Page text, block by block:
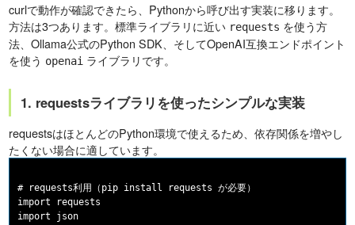
curlで動作が確認できたら、Pythonから呼び出す実装に移ります。
方法は3つあります。標準ライブラリに近い requests を使う方
法、Ollama公式のPython SDK、そしてOpenAI互換エンドポイント
を使う openai ライブラリです。
1. requestsライブラリを使ったシンプルな実装
requestsはほとんどのPython環境で使えるため、依存関係を増やし
たくない場合に適しています。
# requests利用（pip install requests が必要）
import requests
import json